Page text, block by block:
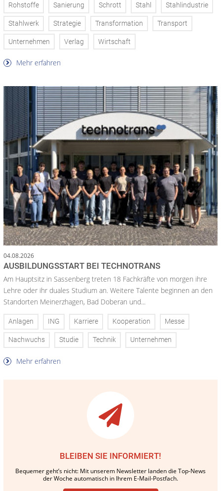
Rohstoffe Sanierung Schrott Stahl Stahlindustrie
Stahlwerk Strategie Transformation Transport
Unternehmen Verlag Wirtschaft
Mehr erfahren
04.08.2026
AUSBILDUNGSSTART BEI TECHNOTRANS
Am Hauptsitz in Sassenberg treten 18 Fachkräfte von morgen ihre
Lehre oder ihr duales Studium an. Weitere Talente beginnen an den
Standorten Meinerzhagen, Bad Doberan und...
Anlagen ING Karriere Kooperation Messe
Nachwuchs Studie Technik Unternehmen
Mehr erfahren
BLEIBEN SIE INFORMIERT!
Bequemer geht’s nicht: Mit unserem Newsletter landen die Top-News
der Woche automatisch in Ihrem E-Mail-Postfach.